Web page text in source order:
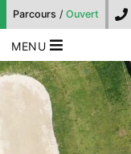
Parcours / Ouvert
MENU